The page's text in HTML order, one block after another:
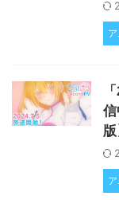
版